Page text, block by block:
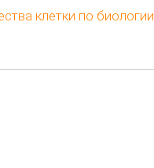
клетки по биологии